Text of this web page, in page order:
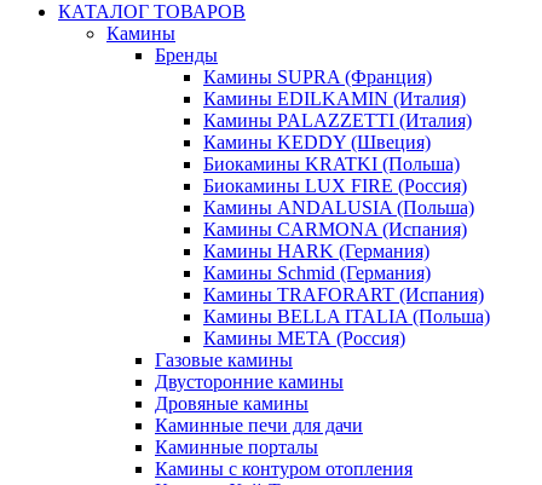
КАТАЛОГ ТОВАРОВ
Камины
Бренды
Камины SUPRA (Франция)
Камины EDILKAMIN (Италия)
Камины PALAZZETTI (Италия)
Камины KEDDY (Швеция)
Биокамины KRATKI (Польша)
Биокамины LUX FIRE (Россия)
Камины ANDALUSIA (Польша)
Камины CARMONA (Испания)
Камины HARK (Германия)
Камины Schmid (Германия)
Камины TRAFORART (Испания)
Камины BELLA ITALIA (Польша)
Камины МЕТА (Россия)
Газовые камины
Двусторонние камины
Дровяные камины
Каминные печи для дачи
Каминные порталы
Камины с контуром отопления